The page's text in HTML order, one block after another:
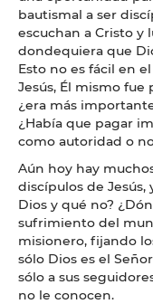
bautismal a ser
escuchan a Cristo
dondequiera que
Esto no es fácil en
Jesús, Él mismo
¿era más
¿Había que pagar
como autoridad o
Aún hoy hay
discípulos de Jesús,
Dios y qué no?
sufrimiento del
misionero, fijando
sólo Dios es el
sólo a sus
no le conocen.